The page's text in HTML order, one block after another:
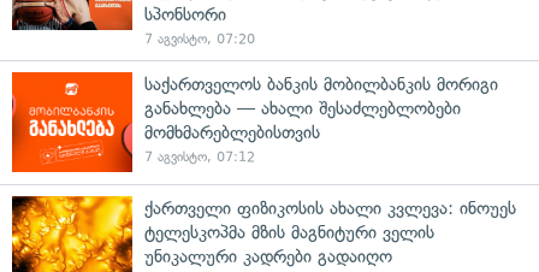
სპონსორი
7 აგვისტო, 07:20
საქართველოს ბანკის მობილბანკის მორიგი
განახლება — ახალი შესაძლებლობები
მომხმარებლებისთვის
7 აგვისტო, 07:12
ქართველი ფიზიკოსის ახალი კვლევა: ინოუეს
ტელესკოპმა მზის მაგნიტური ველის
უნიკალური კადრები გადაიღო